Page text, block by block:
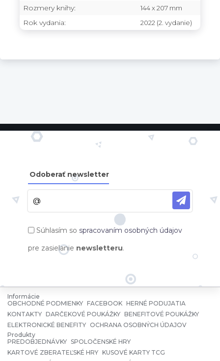
Rozmery knihy: 144 x 207 mm
Rok vydania: 2022 (2. vydanie)
Odoberať newsletter
Súhlasím so spracovaním osobných údajov
pre zasielanie newsletteru.
Informácie
OBCHODNÉ PODMIENKY FACEBOOK HERNÉ PODUJATIA
KONTAKTY DARČEKOVÉ POUKÁŽKY BENEFITOVÉ POUKÁŽKY
ELEKTRONICKÉ BENEFITY OCHRANA OSOBNÝCH ÚDAJOV
Produkty
PREDOBJEDNÁVKY SPOLOČENSKÉ HRY
KARTOVÉ ZBERATEĽSKÉ HRY KUSOVÉ KARTY TCG